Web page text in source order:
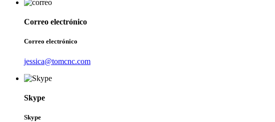
Correo electrónico
Correo electrónico
jessica@tomcnc.com
Skype
Skype